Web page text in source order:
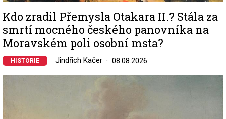
Kdo zradil Přemysla Otakara II.? Stála za
smrtí mocného českého panovníka na
Moravském poli osobní msta?
HISTORIE Jindřich Kačer 08.08.2026